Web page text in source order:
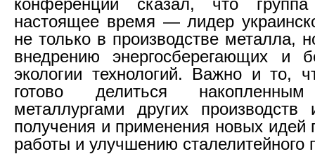
конференции сказал, что
настоящее время — лидер
не только в производстве металла,
внедрению энергосберегающих и
экологии технологий. Важно и то,
готово делиться
металлургами других
получения и применения новых идей
работы и улучшению сталелитейного